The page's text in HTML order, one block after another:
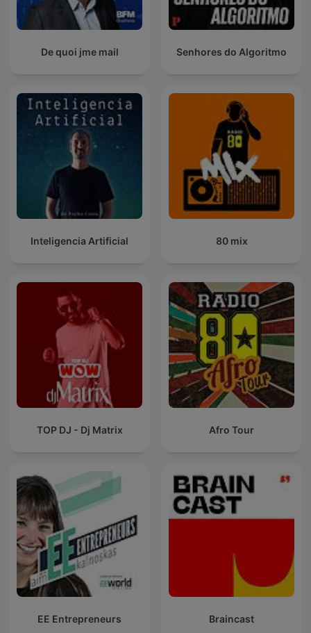
De quoi jme mail Senhores do Algoritmo
Inteligencia Artificial 80 mix
TOP DJ - Dj Matrix Afro Tour
EE Entrepreneurs Braincast